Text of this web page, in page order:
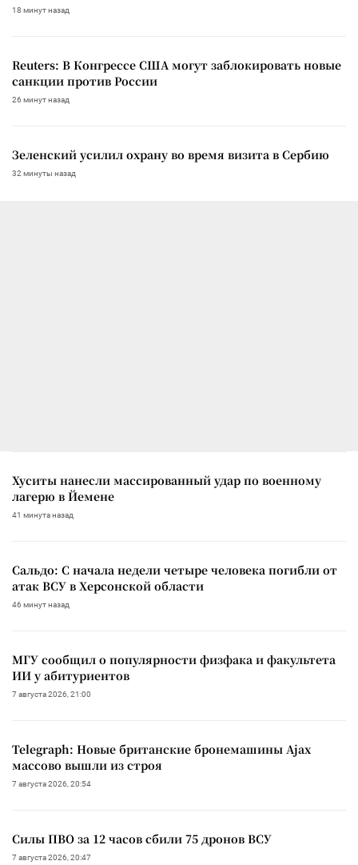
18 минут назад
Reuters: В Конгрессе США могут заблокировать новые
санкции против России
26 минут назад
Зеленский усилил охрану во время визита в Сербию
32 минуты назад
Хуситы нанесли массированный удар по военному
лагерю в Йемене
41 минута назад
Сальдо: С начала недели четыре человека погибли от
атак ВСУ в Херсонской области
46 минут назад
МГУ сообщил о популярности физфака и факультета
ИИ у абитуриентов
7 августа 2026, 21:00
Telegraph: Новые британские бронемашины Ajax
массово вышли из строя
7 августа 2026, 20:54
Силы ПВО за 12 часов сбили 75 дронов ВСУ
7 августа 2026, 20:47